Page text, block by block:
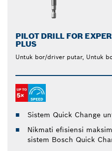
PILOT DRILL FOR
PLUS
Untuk bor/driver putar, Untuk
Sistem Quick Change
Nikmati efisiensi
sistem Bosch Quick